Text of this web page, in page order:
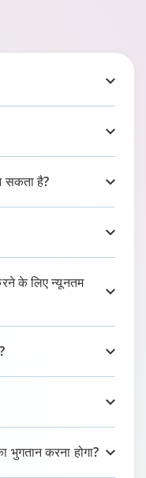
सकता है?
के लिए न्यूनतम
करना होगा?